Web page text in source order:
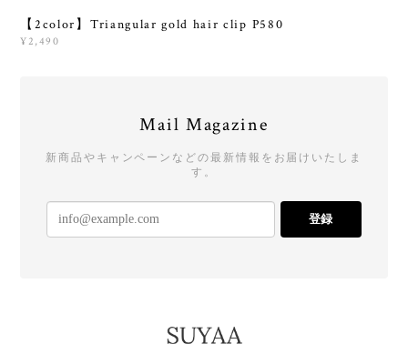
【2color】Triangular gold hair clip P580
¥2,490
Mail Magazine
新商品やキャンペーンなどの最新情報をお届けいたしま
す。
登録